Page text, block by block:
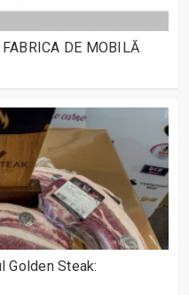
DE MOBILĂ
Golden Steak: